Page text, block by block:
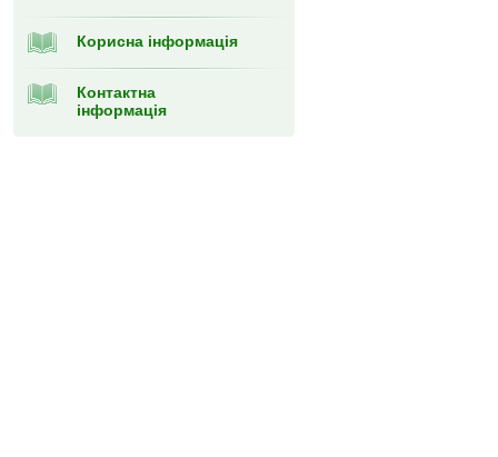
Корисна інформація
Контактна
інформація